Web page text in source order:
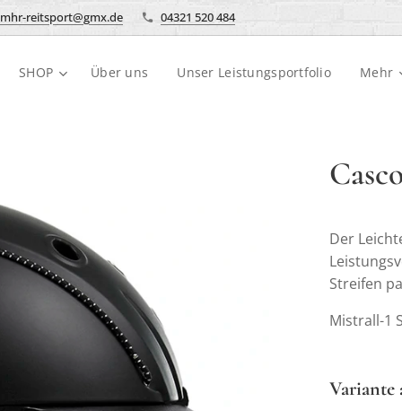
mhr-reitsport@gmx.de 04321 520 484
SHOP Über uns Unser Leistungsportfolio Mehr
Der
Streifen
Mistrall-1
Variante